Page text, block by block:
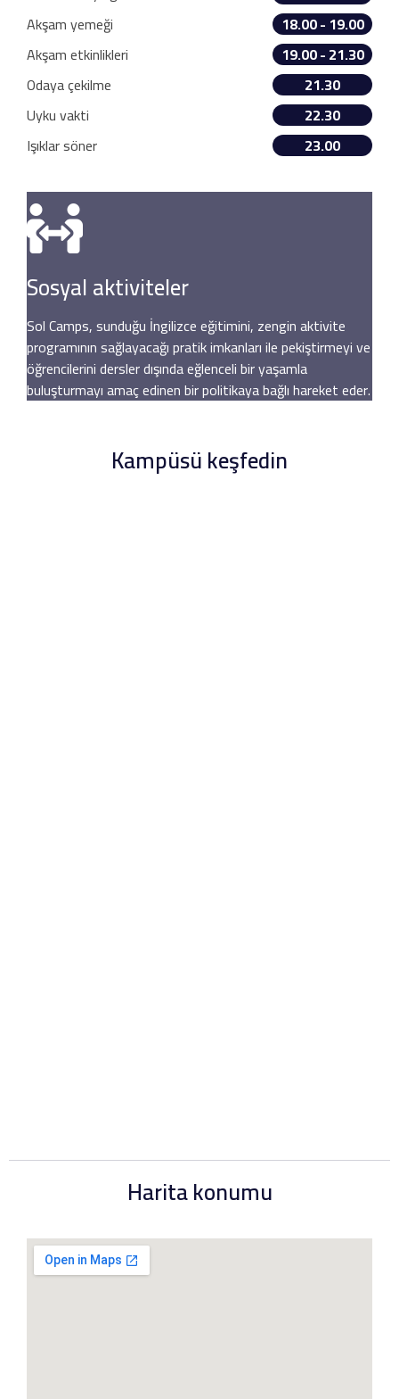
Akşam yemeği
18.00 - 19.00
Akşam etkinlikleri
19.00 - 21.30
Odaya çekilme
21.30
Uyku vakti
22.30
Işıklar söner
23.00
Sosyal aktiviteler
Sol Camps, sunduğu İngilizce eğitimini, zengin aktivite
programının sağlayacağı pratik imkanları ile pekiştirmeyi ve
öğrencilerini dersler dışında eğlenceli bir yaşamla
buluşturmayı amaç edinen bir politikaya bağlı hareket eder.
Kampüsü keşfedin
Harita konumu